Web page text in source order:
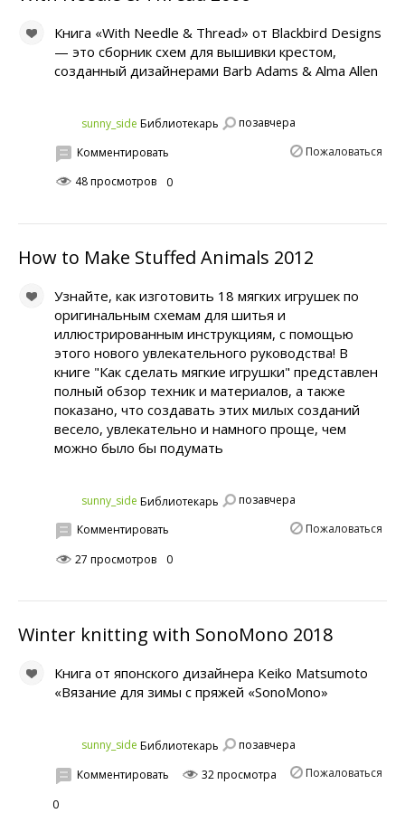
Книга «With Needle & Thread» от Blackbird Designs
— это сборник схем для вышивки крестом,
созданный дизайнерами Barb Adams & Alma Allen
sunny_side Библиотекарь
позавчера
Пожаловаться
Комментировать
48 просмотров
0
How to Make Stuffed Animals 2012
Узнайте, как изготовить 18 мягких игрушек по
оригинальным схемам для шитья и
иллюстрированным инструкциям, с помощью
этого нового увлекательного руководства! В
книге "Как сделать мягкие игрушки" представлен
полный обзор техник и материалов, а также
показано, что создавать этих милых созданий
весело, увлекательно и намного проще, чем
можно было бы подумать
sunny_side Библиотекарь
позавчера
Пожаловаться
Комментировать
27 просмотров
0
Winter knitting with SonoMono 2018
Книга от японского дизайнера Keiko Matsumoto
«Вязание для зимы с пряжей «SonoMono»
sunny_side Библиотекарь
позавчера
Пожаловаться
Комментировать
32 просмотра
0